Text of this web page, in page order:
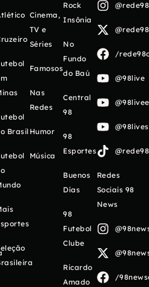
Brasil
Cinema,
TV e
Séries
Famosos
Nas
Redes
Humor
Música
Rock
Insônia
No
Fundo
do Baú
Central
98
98
Esportes
Buenos
Días
98
Futebol
Clube
Ricardo
Amado
/
@98live
Redes
Sociais 98
News
/